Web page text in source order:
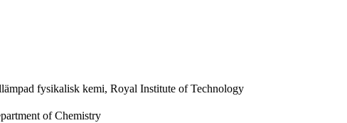
fysikalisk kemi, Royal Institute of Technology
of Chemistry